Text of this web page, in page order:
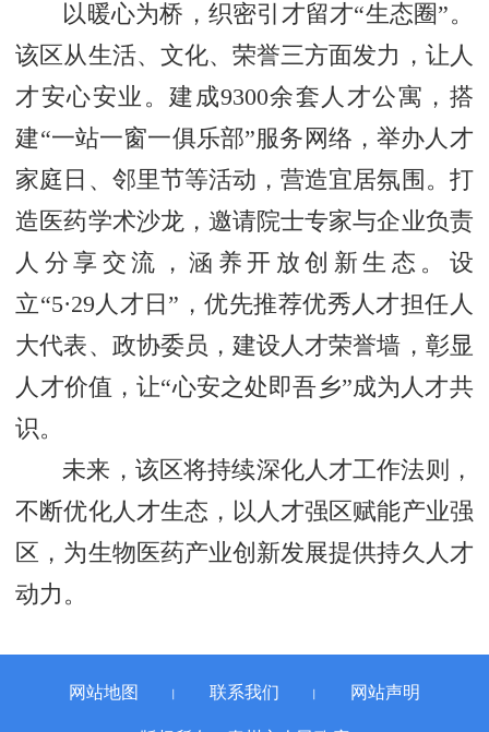
以暖心为桥，织密引才留才“生态圈”。
该区从生活、文化、荣誉三方面发力，让人
才安心安业。建成9300余套人才公寓，搭
建“一站一窗一俱乐部”服务网络，举办人才
家庭日、邻里节等活动，营造宜居氛围。打
造医药学术沙龙，邀请院士专家与企业负责
人分享交流，涵养开放创新生态。设
立“5·29人才日”，优先推荐优秀人才担任人
大代表、政协委员，建设人才荣誉墙，彰显
人才价值，让“心安之处即吾乡”成为人才共
识。
未来，该区将持续深化人才工作法则，
不断优化人才生态，以人才强区赋能产业强
区，为生物医药产业创新发展提供持久人才
动力。
网站地图 联系我们 网站声明